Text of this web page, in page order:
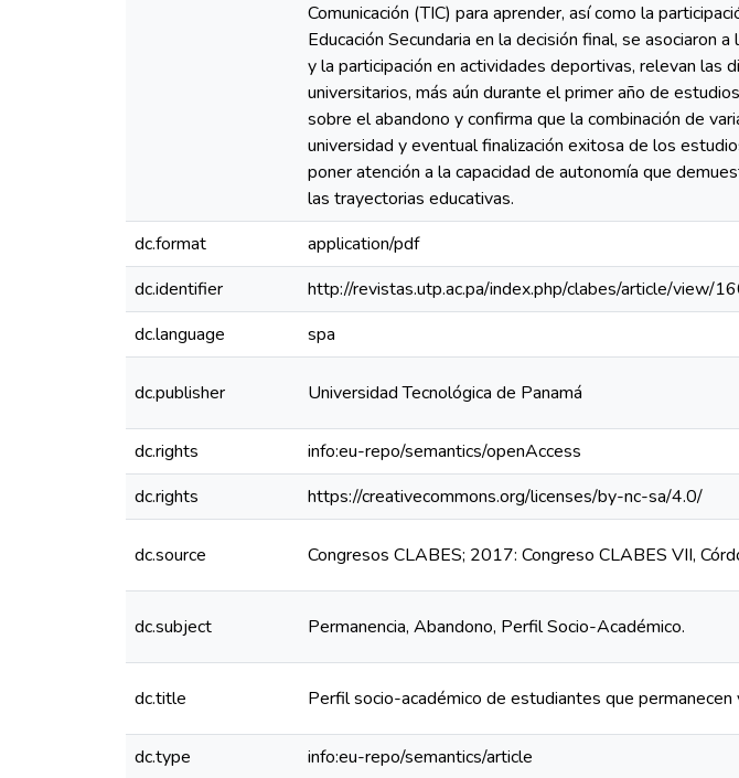
Comunicación (TIC) para aprender, así como la
Educación Secundaria en la decisión final, se asociaron
y la participación en actividades deportivas, relevan
universitarios, más aún durante el primer año de
sobre el abandono y confirma que la combinación de
universidad y eventual finalización exitosa de los
poner atención a la capacidad de autonomía que
las trayectorias educativas.
dc.format
application/pdf
dc.identifier
http://revistas.utp.ac.pa/index.php/clabes/article/view/
dc.language
spa
dc.publisher Universidad Tecnológica de Panamá
dc.rights
info:eu-repo/semantics/openAccess
dc.rights
https://creativecommons.org/licenses/by-nc-sa/4.0/
dc.source Congresos CLABES; 2017: Congreso CLABES VII,
dc.subject Permanencia, Abandono, Perfil Socio-Académico.
dc.title Perfil socio-académico de estudiantes que
dc.type
info:eu-repo/semantics/article